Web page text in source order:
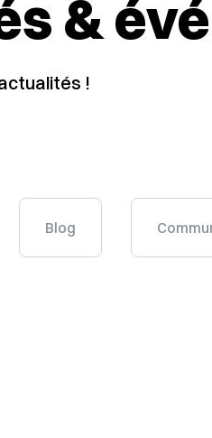
&
!
Blog